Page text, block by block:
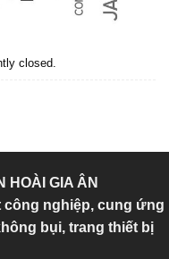
closed.
HOÀI GIA ÂN
công nghiệp, cung ứng
bụi, trang thiết bị